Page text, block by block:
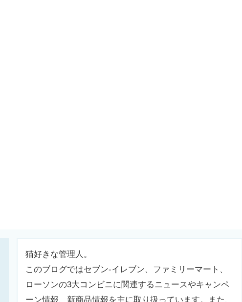
猫好きな管理人。
このブログではセブン-イレブン、ファミリーマート、
ローソンの3大コンビニに関連するニュースやキャンペ
ーン情報、新商品情報を主に取り扱っています。また、